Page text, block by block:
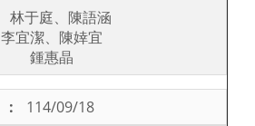
林于庭、陳語涵
李宜潔、陳婞宜
鍾惠晶
114/09/18